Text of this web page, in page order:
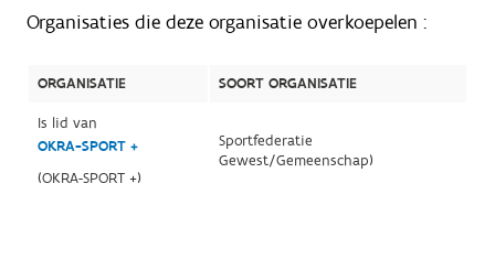
Organisaties die deze organisatie overkoepelen :
ORGANISATIE
SOORT ORGANISATIE
Is lid van
OKRA-SPORT +
(OKRA-SPORT +)
Sportfederatie
Gewest/Gemeenschap)